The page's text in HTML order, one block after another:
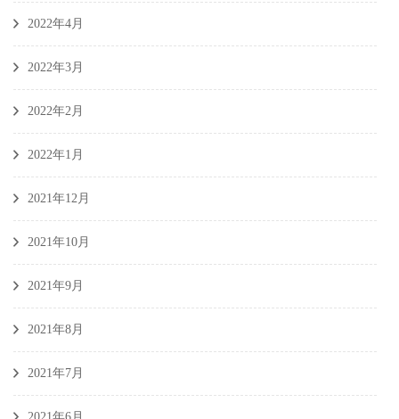
2022年4月
2022年3月
2022年2月
2022年1月
2021年12月
2021年10月
2021年9月
2021年8月
2021年7月